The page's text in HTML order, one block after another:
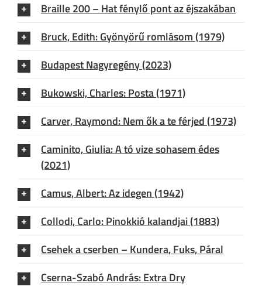
Braille 200 – Hat fénylő pont az éjszakában
Bruck, Edith: Gyönyörű romlásom (1979)
Budapest Nagyregény (2023)
Bukowski, Charles: Posta (1971)
Carver, Raymond: Nem ők a te férjed (1973)
Caminito, Giulia: A tó vize sohasem édes
(2021)
Camus, Albert: Az idegen (1942)
Collodi, Carlo: Pinokkió kalandjai (1883)
Csehek a cserben – Kundera, Fuks, Páral
Cserna-Szabó András: Extra Dry